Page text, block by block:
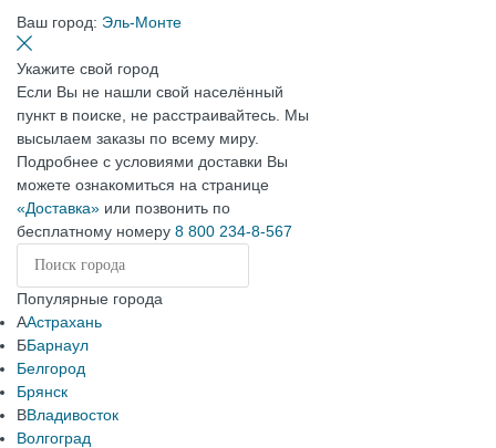
Ваш город: Эль-Монте
Укажите свой город
Если Вы не нашли свой населённый
пункт в поиске, не расстраивайтесь. Мы
высылаем заказы по всему миру.
Подробнее с условиями доставки Вы
можете ознакомиться на странице
«Доставка» или позвонить по
бесплатному номеру 8 800 234-8-567
Популярные города
ААстрахань
ББарнаул
Белгород
Брянск
ВВладивосток
Волгоград